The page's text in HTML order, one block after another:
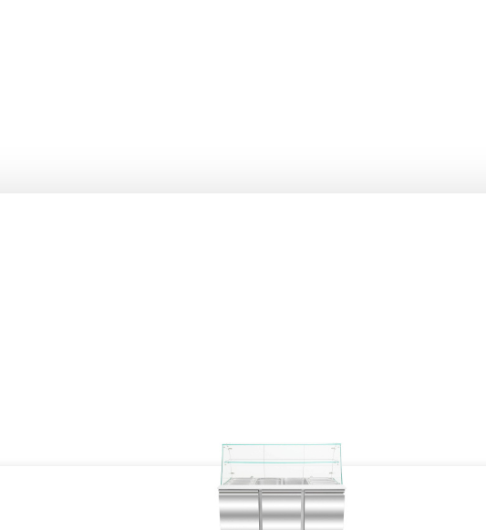
a la brasa, es muy importante atemperar el producto antes
o el pescado se pegará menos y conseguiremos una pieza